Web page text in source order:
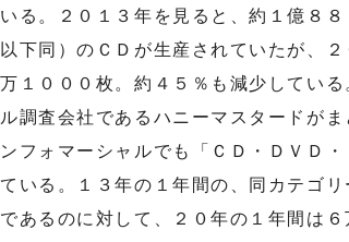
る。２０１３年を見ると、約１億８
下同）のＣＤが生産されていたが、
１０００枚。約４５％も減少している
調査会社であるハニーマスタードがま
フォマーシャルでも「ＣＤ・ＤＶＤ
いる。１３年の１年間の、同カテゴ
あるのに対して、２０年の１年間は